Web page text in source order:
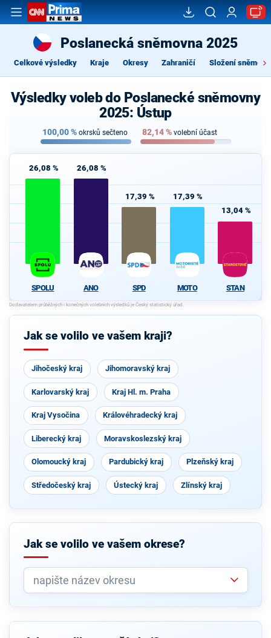
Poslanecká sněmovna 2025
Celkové výsledky Kraje Okresy Zahraničí Složení
Výsledky voleb do Poslanecké sněmovny
2025: Ústup
100,00% okrsků sečteno 82,14% volební účast
26,08 %
SPOLU
26,08 %
ANO
17,39 %
SPD
17,39 %
MOTO
13,04 %
STAN
Jak se volilo ve vašem kraji?
Jihočeský kraj Jihomoravský kraj
Karlovarský kraj Kraj Hl. m. Praha
Kraj Vysočina Královéhradecký kraj
Liberecký kraj Moravskoslezský kraj
Olomoucký kraj Pardubický kraj Plzeňský kraj
Středočeský kraj Ústecký kraj Zlínský kraj
Jak se volilo ve vašem okrese?